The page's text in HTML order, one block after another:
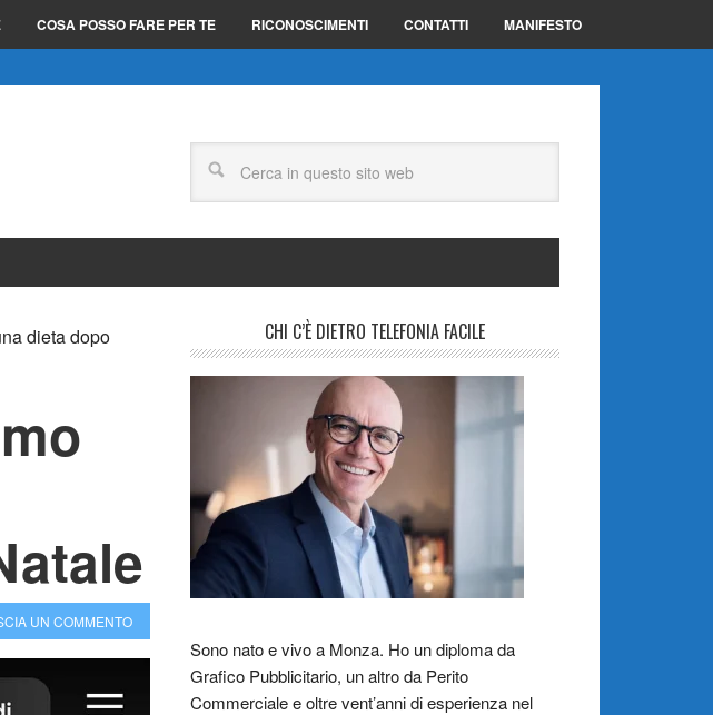
COSA POSSO FARE PER TE RICONOSCIMENTI CONTATTI MANIFESTO
dieta dopo
UN COMMENTO
CHI C’È DIETRO TELEFONIA FACILE
Sono nato e vivo a Monza. Ho un diploma da
Grafico Pubblicitario, un altro da Perito
Commerciale e oltre vent’anni di esperienza nel